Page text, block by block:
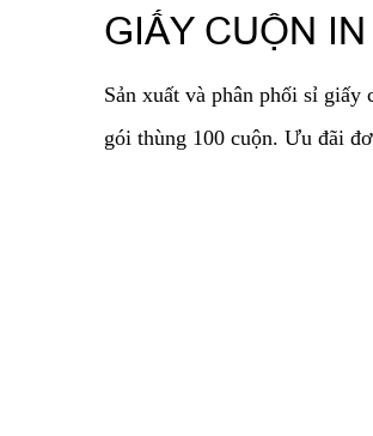
GIẤY CUỘN
Sản xuất và phân phối sỉ
gói thùng 100 cuộn. Ưu đãi